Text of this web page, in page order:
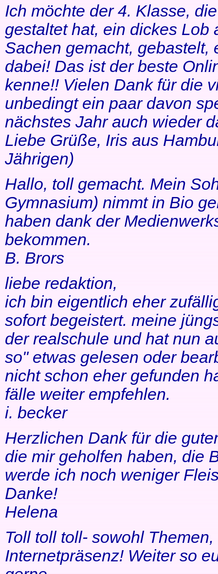
Ich möchte der 4. Klasse,
gestaltet hat, ein dickes Lob
Sachen gemacht, gebastelt,
dabei! Das ist der beste
kenne!! Vielen Dank für die
unbedingt ein paar davon
nächstes Jahr auch wieder
Liebe Grüße, Iris aus
Jährigen)
Hallo, toll gemacht. Mein
Gymnasium) nimmt in Bio
haben dank der
bekommen.
B. Brors
liebe redaktion,
ich bin eigentlich eher
sofort begeistert. meine
der realschule und hat nun
so" etwas gelesen oder
nicht schon eher gefunden
fälle weiter empfehlen.
i. becker
Herzlichen Dank für die
die mir geholfen haben, die
werde ich noch weniger
Danke!
Helena
Toll toll toll- sowohl
Internetpräsenz! Weiter so